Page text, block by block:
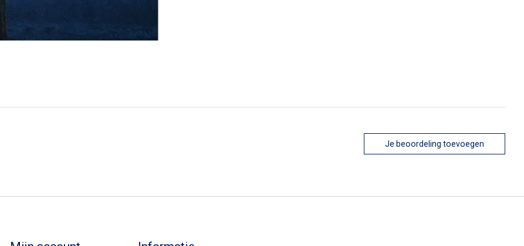
Je beoordeling toevoegen